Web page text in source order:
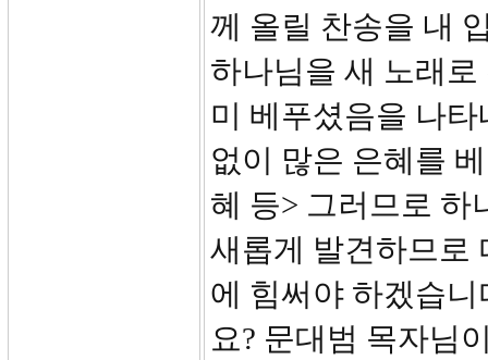
께 올릴 찬송을 내
하나님을 새 노래
미 베푸셨음을 나
없이 많은 은혜를
혜 등> 그러므로 하
새롭게 발견하므로
에 힘써야 하겠습
요? 문대범 목자님